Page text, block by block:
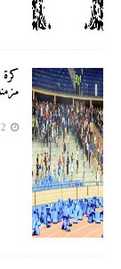
كرة
22